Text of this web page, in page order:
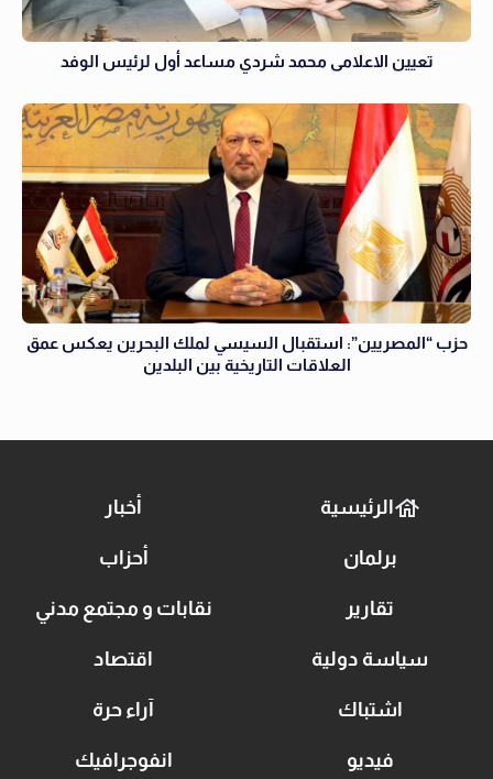
تعيين الاعلامى محمد شردي مساعد أول لرئيس الوفد
حزب “المصريين”: استقبال السيسي لملك البحرين يعكس عمق
العلاقات التاريخية بين البلدين
الرئيسية أخبار
برلمان أحزاب
تقارير نقابات و مجتمع مدني
سياسة دولية اقتصاد
اشتباك آراء حرة
فيديو انفوجرافيك